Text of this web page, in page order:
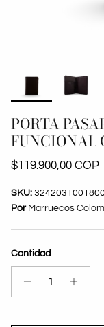
PORTA
FUNCIONAL
Precio normal
$119.900,00 COP
SKU:
Por Marruecos
Cantidad